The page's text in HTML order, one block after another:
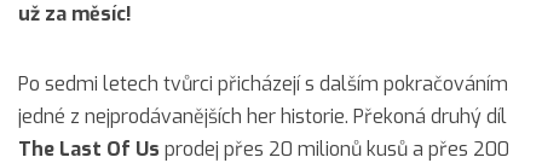
už za měsíc!
Po sedmi letech tvůrci přicházejí s dalším pokračováním
jedné z nejprodávanějších her historie. Překoná druhý díl
The Last Of Us prodej přes 20 milionů kusů a přes 200